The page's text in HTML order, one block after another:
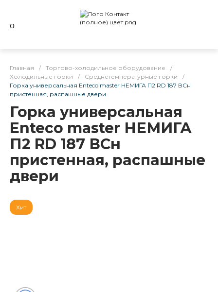
Главная / Торгово-холодильное оборудование
/
Холодильные горки
/ Среднетемпературные горки
/
Горка универсальная Enteco master НЕМИГА П2 RD 187 ВСн
пристенная, распашные двери
Горка универсальная
Enteco master НЕМИГА
П2 RD 187 ВСн
пристенная, распашные
двери
Хит